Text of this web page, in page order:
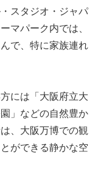
スタジオ・ジャパ
マパーク内では、
で、特に家族連れ
には「大阪府立大
」などの自然豊か
、大阪万博での観
ができる静かな空